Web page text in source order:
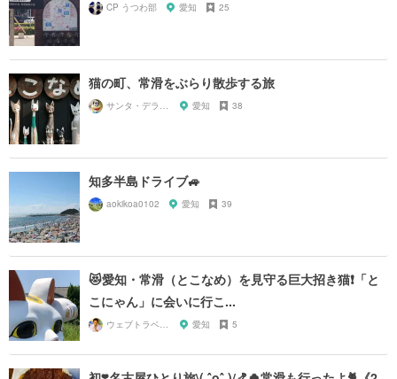
CP うつわ部 愛知 25
猫の町、常滑をぶらり散歩する旅
サンタ・デラックス 愛知 38
知多半島ドライブ🚙
aokikoa0102 愛知 39
😻愛知・常滑（とこなめ）を見守る巨大招き猫❗️「と
こにゃん」に会いに行こ...
ウェブトラベル 溝部 愛知 5